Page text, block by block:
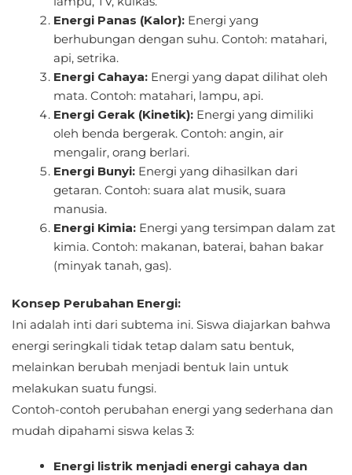
Energi Panas (Kalor): Energi yang
berhubungan dengan suhu. Contoh: matahari,
api, setrika.
Energi Cahaya: Energi yang dapat dilihat oleh
mata. Contoh: matahari, lampu, api.
Energi Gerak (Kinetik): Energi yang dimiliki
oleh benda bergerak. Contoh: angin, air
mengalir, orang berlari.
Energi Bunyi: Energi yang dihasilkan dari
getaran. Contoh: suara alat musik, suara
manusia.
Energi Kimia: Energi yang tersimpan dalam zat
kimia. Contoh: makanan, baterai, bahan bakar
(minyak tanah, gas).
Konsep Perubahan Energi:
Ini adalah inti dari subtema ini. Siswa diajarkan bahwa
energi seringkali tidak tetap dalam satu bentuk,
melainkan berubah menjadi bentuk lain untuk
melakukan suatu fungsi.
Contoh-contoh perubahan energi yang sederhana dan
mudah dipahami siswa kelas 3:
Energi listrik menjadi energi cahaya dan